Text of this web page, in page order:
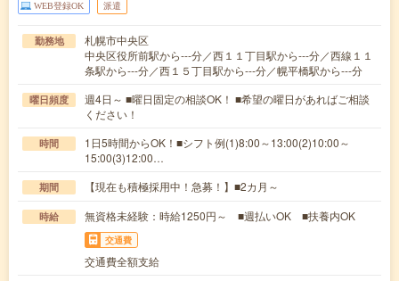
WEB登録OK 派遣
勤務地
札幌市中央区
中央区役所前駅から---分／西１１丁目駅から---分／西線１１
条駅から---分／西１５丁目駅から---分／幌平橋駅から---分
曜日頻度
週4日～ ■曜日固定の相談OK！ ■希望の曜日があればご相談
ください！
時間
1日5時間からOK！■シフト例(1)8:00～13:00(2)10:00～
15:00(3)12:00…
期間 【現在も積極採用中！急募！】■2カ月～
時給 無資格未経験：時給1250円～ ■週払いOK ■扶養内OK
交通費
交通費全額支給